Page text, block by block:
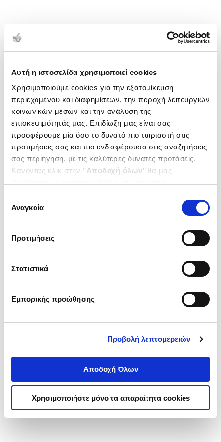
Αυτή η ιστοσελίδα χρησιμοποιεί cookies
Χρησιμοποιούμε cookies για την εξατομίκευση
περιεχομένου και διαφημίσεων, την παροχή λειτουργιών
κοινωνικών μέσων και την ανάλυση της
επισκεψιμότητάς μας. Επιδίωξη μας είναι σας
προσφέρουμε μία όσο το δυνατό πιο ταιριαστή στις
προτιμήσεις σας και πιο ενδιαφέρουσα στις αναζητήσεις
σας περιήγηση, με τις καλύτερες δυνατές προτάσεις.
Κάνοντας κλικ στην ‘’Αποδοχή όλων’’ θα μας
ενδιαφέρουν και να επιλέξετε από τα παρακάτω με την
΄΄και να ενημερωθείτε σχετικά με
συγκατάθεσης
Αναγκαία
Προτιμήσεις
Στατιστικά
Εμπορικής προώθησης
Προβολή λεπτομερειών
Αποδοχή Όλων
Χρησιμοποιήστε μόνο τα απαραίτητα cookies